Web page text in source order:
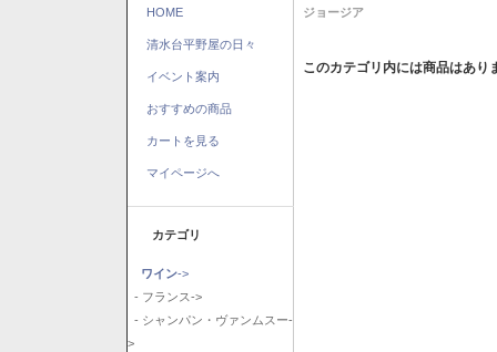
HOME
清水台平野屋の日々
イベント案内
おすすめの商品
カートを見る
マイページへ
カテゴリ
ワイン->
- フランス->
- シャンパン・ヴァンムスー-
>
ジョージア
このカテゴリ内には商品はあり